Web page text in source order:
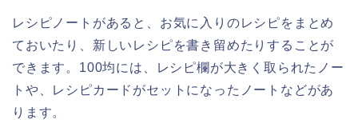
レシピノートがあると、お気に入りのレシピをまとめ
ておいたり、新しいレシピを書き留めたりすることが
できます。100均には、レシピ欄が大きく取られたノー
トや、レシピカードがセットになったノートなどがあ
ります。